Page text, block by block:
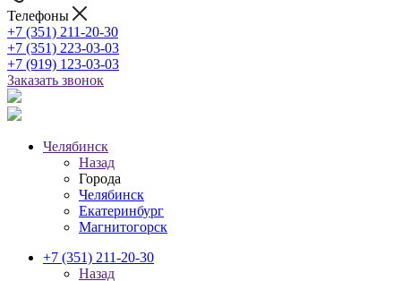
Телефоны
+7 (351) 211-20-30
+7 (351) 223-03-03
+7 (919) 123-03-03
Заказать звонок
Челябинск
Назад
Города
Челябинск
Екатеринбург
Магнитогорск
+7 (351) 211-20-30
Назад